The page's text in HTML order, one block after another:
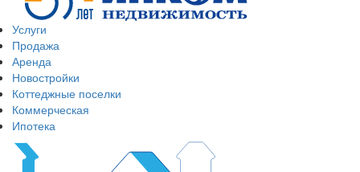
Услуги
Продажа
Аренда
Новостройки
Коттеджные поселки
Коммерческая
Ипотека